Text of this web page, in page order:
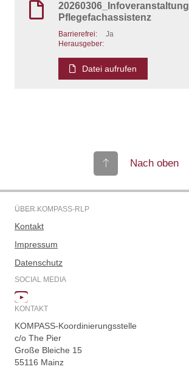
20260306_Infoveranstaltung
Pflegefachassistenz
Barrierefrei:
Ja
Herausgeber:
Datei aufrufen
Nach oben
ÜBER KOMPASS-RLP
Kontakt
Impressum
Datenschutz
SOCIAL MEDIA
KONTAKT
KOMPASS-Koordinierungsstelle
c/o The Pier
Große Bleiche 15
55116 Mainz